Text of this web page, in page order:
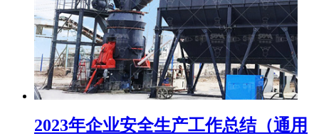
2023年企业安全生产工作总结（通用